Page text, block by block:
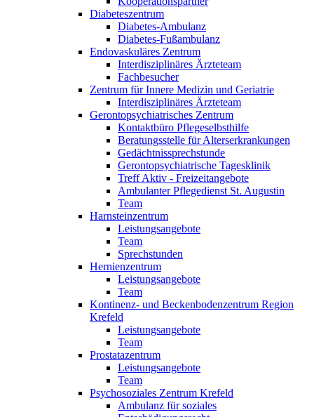
Diabeteszentrum
Diabetes-Ambulanz
Diabetes-Fußambulanz
Endovaskuläres Zentrum
Interdisziplinäres Ärzteteam
Fachbesucher
Zentrum für Innere Medizin und Geriatrie
Interdisziplinäres Ärzteteam
Gerontopsychiatrisches Zentrum
Kontaktbüro Pflegeselbsthilfe
Beratungsstelle für Alterserkrankungen
Gedächtnissprechstunde
Gerontopsychiatrische Tagesklinik
Treff Aktiv - Freizeitangebote
Ambulanter Pflegedienst St. Augustin
Team
Harnsteinzentrum
Leistungsangebote
Team
Sprechstunden
Hernienzentrum
Leistungsangebote
Team
Kontinenz- und Beckenbodenzentrum Region
Krefeld
Leistungsangebote
Team
Prostatazentrum
Leistungsangebote
Team
Psychosoziales Zentrum Krefeld
Ambulanz für soziales